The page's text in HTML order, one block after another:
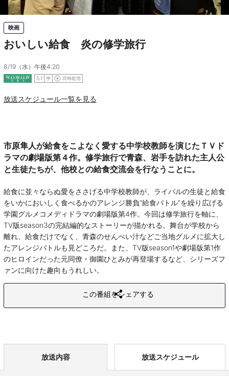
映画
おいしい給食 炎の修学旅行
8/19（水）午後4:20
放送スケジュール一覧を見る
市原隼人が給食をこよなく愛する中学校教師を演じたＴＶド
ラマの劇場版第４作。修学旅行で青森、岩手を訪れた主人公
と生徒たちが、他校との給食交流会を行なうことに。
給食に並々ならぬ愛をささげる中学校教師が、ライバルの生徒と給食
をいかにおいしく食べるかのアレンジ勝負“給食バトル”を繰り広げる
学園グルメコメディドラマの劇場版第4作。今回は修学旅行を軸に、
TV版season3の完結編的なストーリーが描かれる。舞台が学校から
離れ、給食だけでなく、青森のせんべい汁などご当地グルメに拡大し
たアレンジバトルも見どころだ。また、TV版season1や劇場版第1作
のヒロインだった元同僚・御園ひとみが再登場するなど、シリーズフ
ァンに向けた趣向もうれしい。
この番組をシェアする
放送内容 放送スケジュール